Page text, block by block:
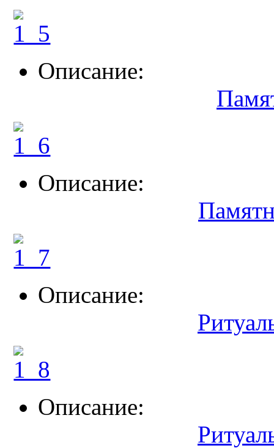
Описание:
Описание:
Описание:
Описание: